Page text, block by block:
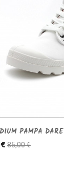
PAMPA DARE
85,00 €